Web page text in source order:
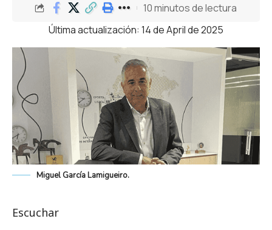
Última actualización: 14 de April de 2025
10 minutos de lectura
Miguel García Lamigueiro.
Escuchar